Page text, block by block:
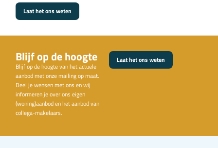
Laat het ons weten
Blijf op de hoogte
Blijf op de hoogte van het actuele
aanbod met onze mailing op maat.
Deel je wensen met ons en wij
informeren je over ons eigen
(woning)aanbod en het aanbod van
collega-makelaars.
Laat het ons weten